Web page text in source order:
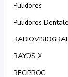
Pulidores
Pulidores
RAYOS X
RECIPROC